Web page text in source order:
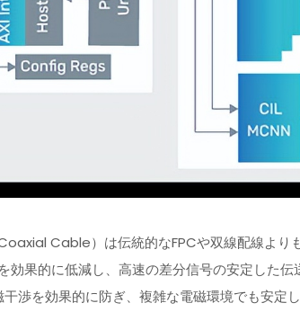
Cable）は伝統的なFPCや双線配線より
果的に低減し、高速の差分信号の安定した伝
渉を効果的に防ぎ、複雑な電磁環境でも安定し